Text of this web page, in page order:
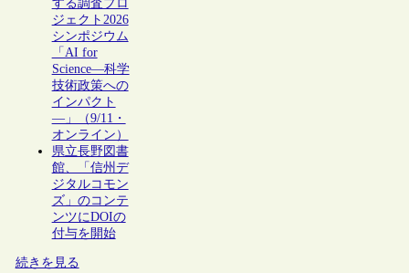
する調査プロ
ジェクト2026
シンポジウム
「AI for
Science―科学
技術政策への
インパクト
―」（9/11・
オンライン）
県立長野図書
館、「信州デ
ジタルコモン
ズ」のコンテ
ンツにDOIの
付与を開始
続きを見る